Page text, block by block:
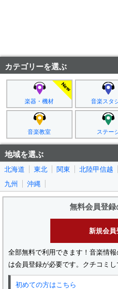
カテゴリーを選ぶ
楽器・機材 音楽スタ
音楽教室 ステー
地域を選ぶ
北海道 東北 関東 北陸甲信越
九州
沖縄
無料会員登録
新規会員
全部無料で利用できます！音楽情
は会員登録が必要です。クチコミ
初めての方はこちら